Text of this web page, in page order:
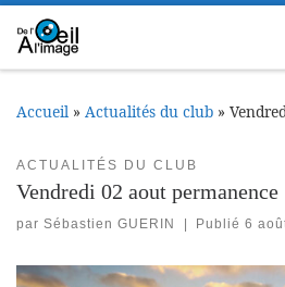
Passer au contenu
Accueil » Actualités du club »
ACTUALITÉS DU CLUB
Vendredi 02 aout permanence
par Sébastien GUERIN Publié6